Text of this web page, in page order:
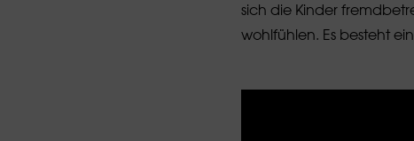
sich die Kinder
wohlfühlen. Es besteht